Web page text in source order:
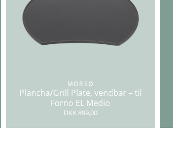
MORSØ
Plancha/Grill Plate, vendbar – til
Forno EL Medio
DKK 899,00